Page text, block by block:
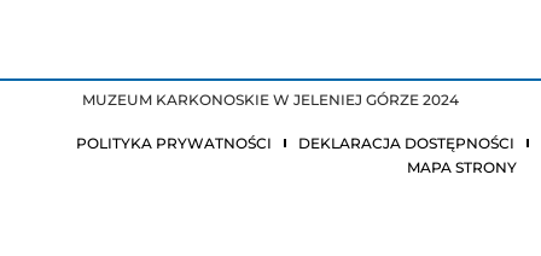
MUZEUM KARKONOSKIE W JELENIEJ GÓRZE 2024
POLITYKA PRYWATNOŚCI
DEKLARACJA DOSTĘPNOŚCI
MAPA STRONY